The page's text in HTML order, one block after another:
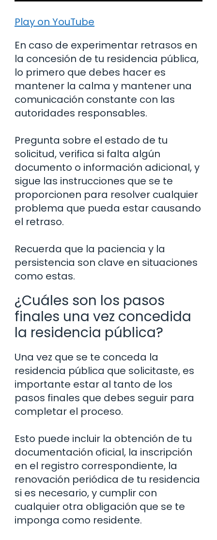
Play on YouTube
En caso de experimentar retrasos en
la concesión de tu residencia pública,
lo primero que debes hacer es
mantener la calma y mantener una
comunicación constante con las
autoridades responsables.
Pregunta sobre el estado de tu
solicitud, verifica si falta algún
documento o información adicional, y
sigue las instrucciones que se te
proporcionen para resolver cualquier
problema que pueda estar causando
el retraso.
Recuerda que la paciencia y la
persistencia son clave en situaciones
como estas.
¿Cuáles son los pasos
finales una vez concedida
la residencia pública?
Una vez que se te conceda la
residencia pública que solicitaste, es
importante estar al tanto de los
pasos finales que debes seguir para
completar el proceso.
Esto puede incluir la obtención de tu
documentación oficial, la inscripción
en el registro correspondiente, la
renovación periódica de tu residencia
si es necesario, y cumplir con
cualquier otra obligación que se te
imponga como residente.